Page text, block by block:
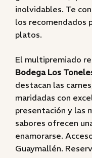
inolvidables. Te
los recomendados
platos.
El multipremiado
Bodega Los
destacan las
maridadas con
presentación y las
sabores ofrecen
enamorarse.
Guaymallén.